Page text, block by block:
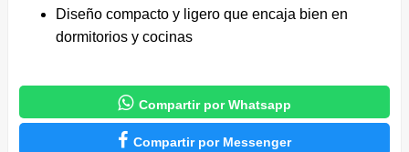
Diseño compacto y ligero que encaja bien en
dormitorios y cocinas
 Compartir por Whatsapp
 Compartir por Messenger